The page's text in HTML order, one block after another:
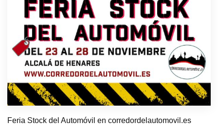
Feria Stock del Automóvil en corredordelautomovil.es